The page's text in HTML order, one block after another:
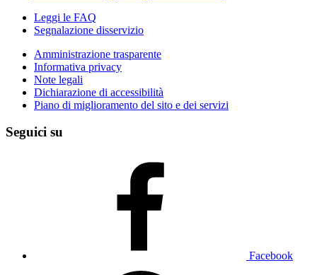
Leggi le FAQ
Segnalazione disservizio
Amministrazione trasparente
Informativa privacy
Note legali
Dichiarazione di accessibilità
Piano di miglioramento del sito e dei servizi
Seguici su
Facebook